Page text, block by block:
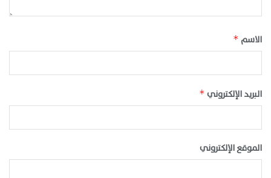
الاسم *
البريد الإلكتروني *
الموقع الإلكتروني